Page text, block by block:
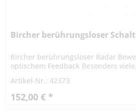
Bircher berührungsloser
Bircher berührungsloser Radar
optischem Feedback Besonders
Kontaktoberflächen,...
Artikel-Nr.: 42373
152,00 € *